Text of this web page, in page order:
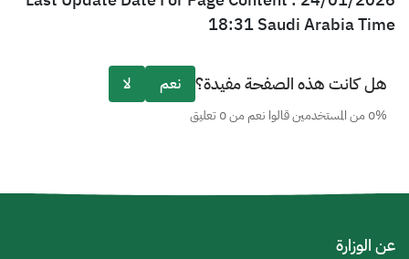
18:31 Saudi Arabia Time
هل كانت هذه الصفحة مفيدة؟ نعم لا
0% من المستخدمين قالوا نعم من 0 تعليق
عن الوزارة